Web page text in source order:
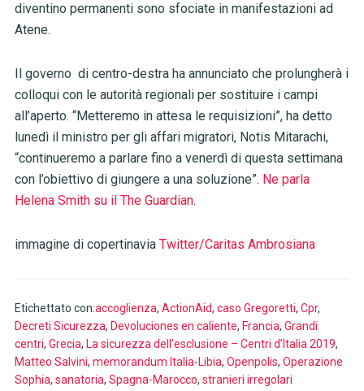
diventino permanenti sono sfociate in manifestazioni ad
Atene.
Il governo di centro-destra ha annunciato che prolungherà i
colloqui con le autorità regionali per sostituire i campi
all’aperto. “Metteremo in attesa le requisizioni”, ha detto
lunedì il ministro per gli affari migratori, Notis Mitarachi,
“continueremo a parlare fino a venerdì di questa settimana
con l’obiettivo di giungere a una soluzione”. Ne parla
Helena Smith su il The Guardian.
immagine di copertinavia Twitter/Caritas Ambrosiana
Etichettato con:accoglienza, ActionAid, caso Gregoretti, Cpr,
Decreti Sicurezza, Devoluciones en caliente, Francia, Grandi
centri, Grecia, La sicurezza dell’esclusione – Centri d’Italia 2019,
Matteo Salvini, memorandum Italia-Libia, Openpolis, Operazione
Sophia, sanatoria, Spagna-Marocco, stranieri irregolari